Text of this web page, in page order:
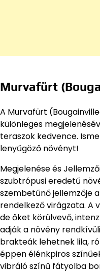
Murvafürt
A Murvafürt
különleges
teraszok kedvence.
lenyűgöző növényt!
Megjelenése és
szubtrópusi eredetű
szembetűnő jellemzője
rendelkező virágzata. A
de őket körülvevő,
adják a növény
brakteák lehetnek lila,
éppen élénkpiros
vibráló színű fátyolba